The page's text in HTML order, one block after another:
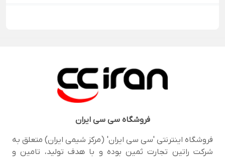
فروشگاهسی سی ایران
فروشگاه اینترنتی 'سی سی ایران' (مرکز شیمی ایران) متعلق به
شرکت راتین تجارت ثمین بوده و با هدف تولید، تامین و